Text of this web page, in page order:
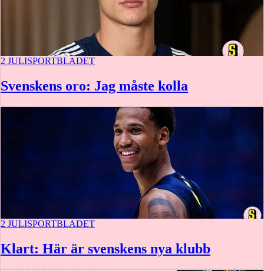
2 JULISPORTBLADET
Svenskens oro: Jag måste kolla
2 JULISPORTBLADET
Klart: Här är svenskens nya klubb